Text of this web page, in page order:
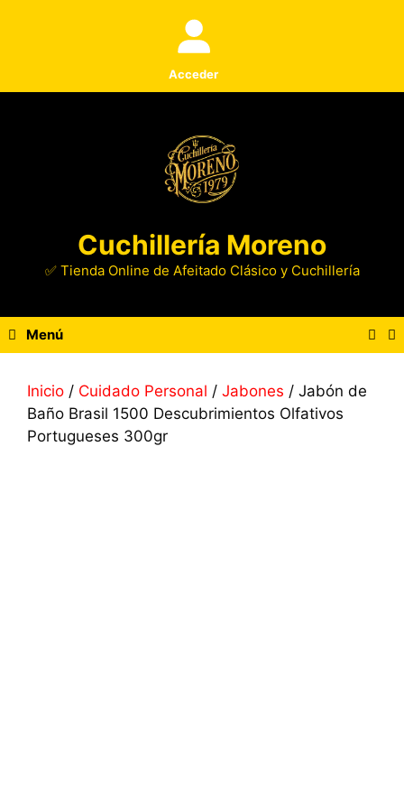
Acceder
Cuchillería Moreno
✅ Tienda Online de Afeitado Clásico y Cuchillería
Menú
Inicio / Cuidado Personal / Jabones / Jabón de
Baño Brasil 1500 Descubrimientos Olfativos
Portugueses 300gr